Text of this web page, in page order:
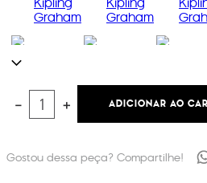
＋
－ ADICIONAR AO